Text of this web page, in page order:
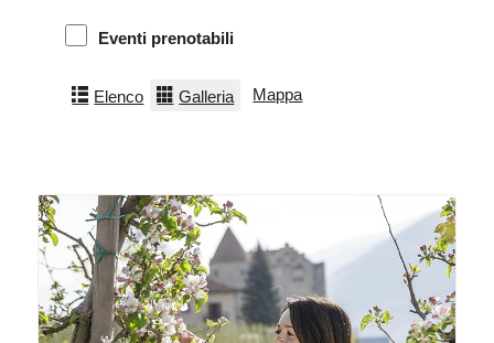
Eventi prenotabili
Elenco Galleria Mappa